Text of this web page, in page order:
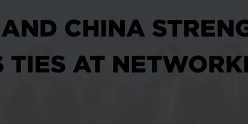
CHINA
TIES AT